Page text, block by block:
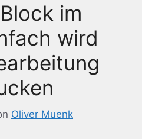
im
wird
Oliver Muenk